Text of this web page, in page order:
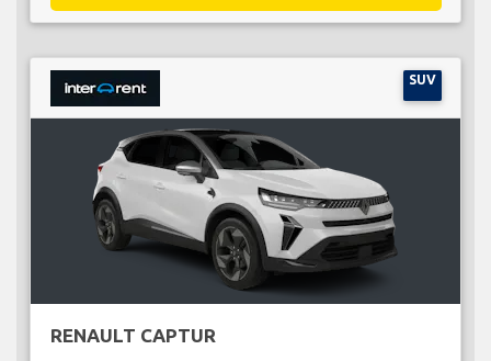
SUV
RENAULT CAPTUR